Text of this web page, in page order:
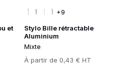
et
Stylo Bille rétractable
Aluminium
Mixte
Prix
À partir de 0,43 € HT
+9